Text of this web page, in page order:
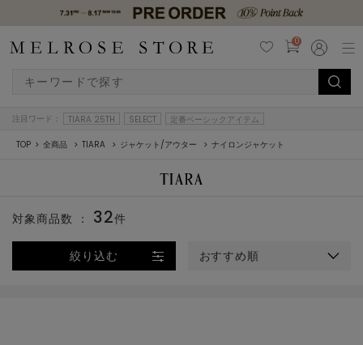
0
注目ワード： TIARA 25TH SELECT 定番ベーシックアイテム
TOP 全商品 TIARA ジャケット/アウター ナイロンジャケット
絞り込む おすすめ順
対象商品数 ： 32件